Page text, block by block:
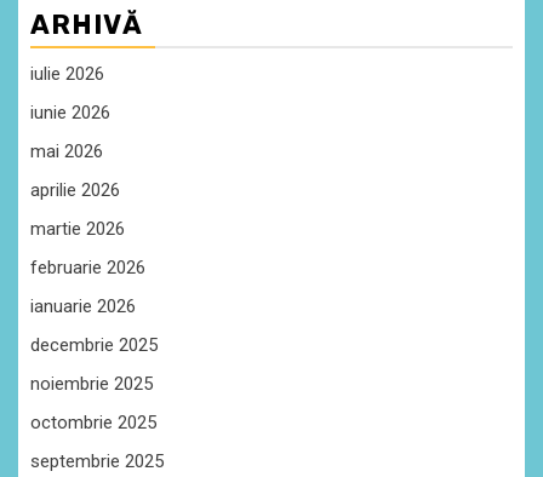
ARHIVĂ
iulie 2026
iunie 2026
mai 2026
aprilie 2026
martie 2026
februarie 2026
ianuarie 2026
decembrie 2025
noiembrie 2025
octombrie 2025
septembrie 2025